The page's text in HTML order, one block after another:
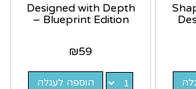
Designed with Depth
– Blueprint Edition
₪59
הוספה לעגלה